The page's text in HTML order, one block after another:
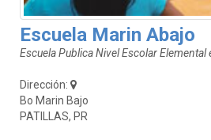
Escuela Marin Abajo
Escuela Publica Nivel Escolar Elemental
Dirección:
Bo Marin Bajo
PATILLAS, PR